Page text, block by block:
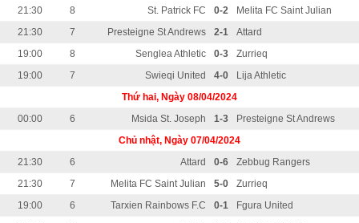
21:30
8 St. Patrick FC 0-2
Melita FC Saint Julian
21:30
7 Presteigne St Andrews 2-1
Attard
19:00
8 Senglea Athletic 0-3
Zurrieq
19:00
7 Swieqi United 4-0
Lija Athletic
Thứ hai, Ngày 08/04/2024
00:00
6 Msida St. Joseph 1-3
Presteigne St Andrews
Chủ nhật, Ngày 07/04/2024
21:30
6 Attard 0-6
Zebbug Rangers
21:30
7 Melita FC Saint Julian 5-0
Zurrieq
19:00
6 Tarxien Rainbows F.C 0-1
Fgura United